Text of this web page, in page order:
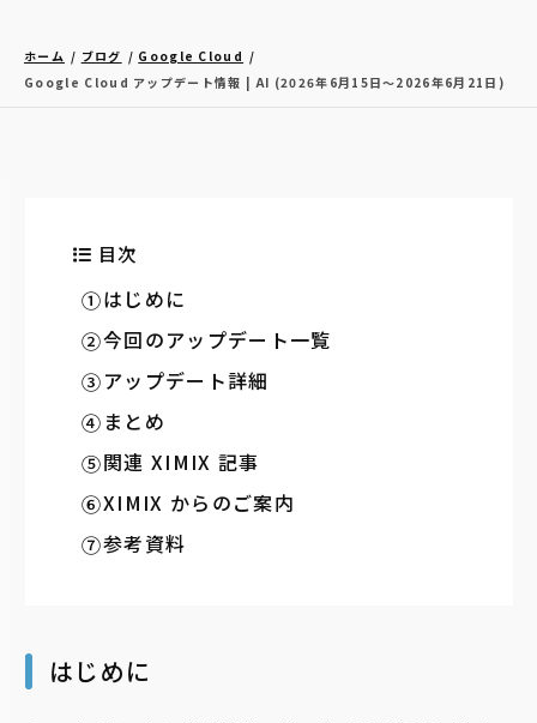
ホーム ブログ
Google Cloud
Google Cloud アップデート情報 | AI (2026年6月15日〜2026年6月21日)
目次
はじめに
今回のアップデート一覧
アップデート詳細
まとめ
関連 XIMIX 記事
XIMIX からのご案内
参考資料
はじめに